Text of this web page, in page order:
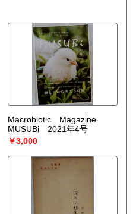
Macrobiotic Magazine
MUSUBi 2021年4号
￥3,000